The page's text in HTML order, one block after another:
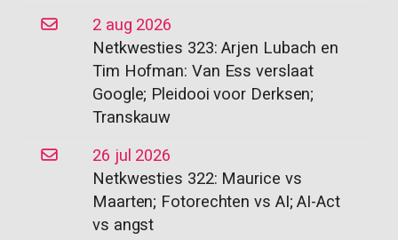
2 aug 2026
Netkwesties 323: Arjen Lubach en
Tim Hofman: Van Ess verslaat
Google; Pleidooi voor Derksen;
Transkauw
26 jul 2026
Netkwesties 322: Maurice vs
Maarten; Fotorechten vs AI; AI-Act
vs angst